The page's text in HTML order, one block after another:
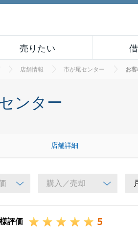
売りたい
店舗情報 市が尾センター お
ンター
店舗詳細
評価 5